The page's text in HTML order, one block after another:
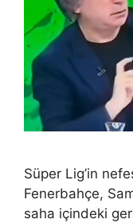
Süper Lig’in
Fenerbahçe,
saha içindeki